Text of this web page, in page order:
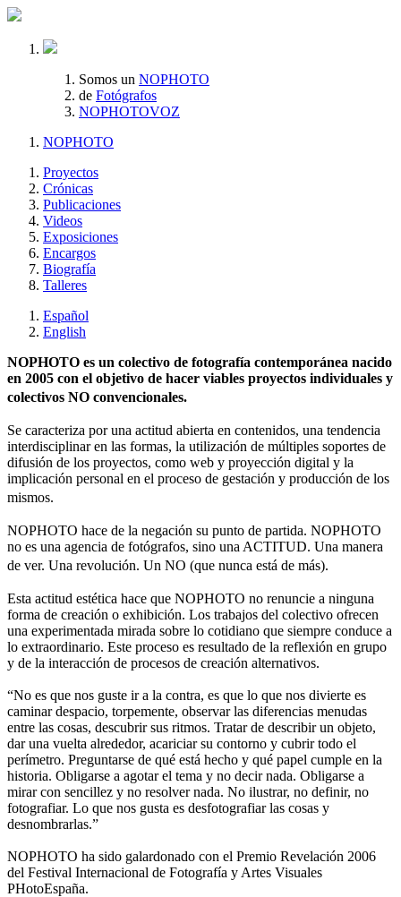
Somos un NOPHOTO
de Fotógrafos
NOPHOTOVOZ
NOPHOTO
Proyectos
Crónicas
Publicaciones
Videos
Exposiciones
Encargos
Biografía
Talleres
Español
English
NOPHOTO es un colectivo de fotografía contemporánea nacido
en 2005 con el objetivo de hacer viables proyectos individuales y
colectivos NO convencionales.
Se caracteriza por una actitud abierta en contenidos, una tendencia
interdisciplinar en las formas, la utilización de múltiples soportes de
difusión de los proyectos, como web y proyección digital y la
implicación personal en el proceso de gestación y producción de los
mismos.
NOPHOTO hace de la negación su punto de partida. NOPHOTO
no es una agencia de fotógrafos, sino una ACTITUD. Una manera
de ver. Una revolución. Un NO (que nunca está de más).
Esta actitud estética hace que NOPHOTO no renuncie a ninguna
forma de creación o exhibición. Los trabajos del colectivo ofrecen
una experimentada mirada sobre lo cotidiano que siempre conduce a
lo extraordinario. Este proceso es resultado de la reflexión en grupo
y de la interacción de procesos de creación alternativos.
“No es que nos guste ir a la contra, es que lo que nos divierte es
caminar despacio, torpemente, observar las diferencias menudas
entre las cosas, descubrir sus ritmos. Tratar de describir un objeto,
dar una vuelta alrededor, acariciar su contorno y cubrir todo el
perímetro. Preguntarse de qué está hecho y qué papel cumple en la
historia. Obligarse a agotar el tema y no decir nada. Obligarse a
mirar con sencillez y no resolver nada. No ilustrar, no definir, no
fotografiar. Lo que nos gusta es desfotografiar las cosas y
desnombrarlas.”
NOPHOTO ha sido galardonado con el Premio Revelación 2006
del Festival Internacional de Fotografía y Artes Visuales
PHotoEspaña.